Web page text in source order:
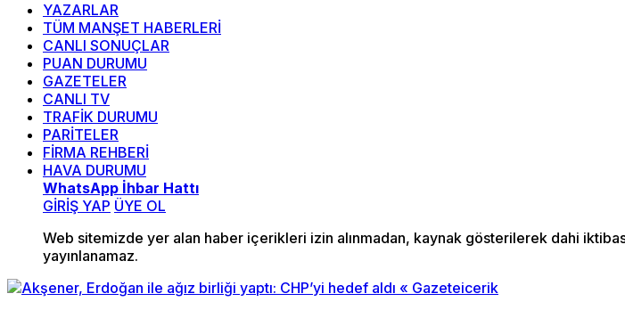
YAZARLAR
TÜM MANŞET HABERLERİ
CANLI SONUÇLAR
PUAN DURUMU
GAZETELER
CANLI TV
TRAFİK DURUMU
PARİTELER
FİRMA REHBERİ
HAVA DURUMU
WhatsApp İhbar Hattı
GİRİŞ YAP ÜYE OL
Web sitemizde yer alan haber içerikleri izin alınmadan, kaynak gösterilerek dahi
yayınlanamaz.